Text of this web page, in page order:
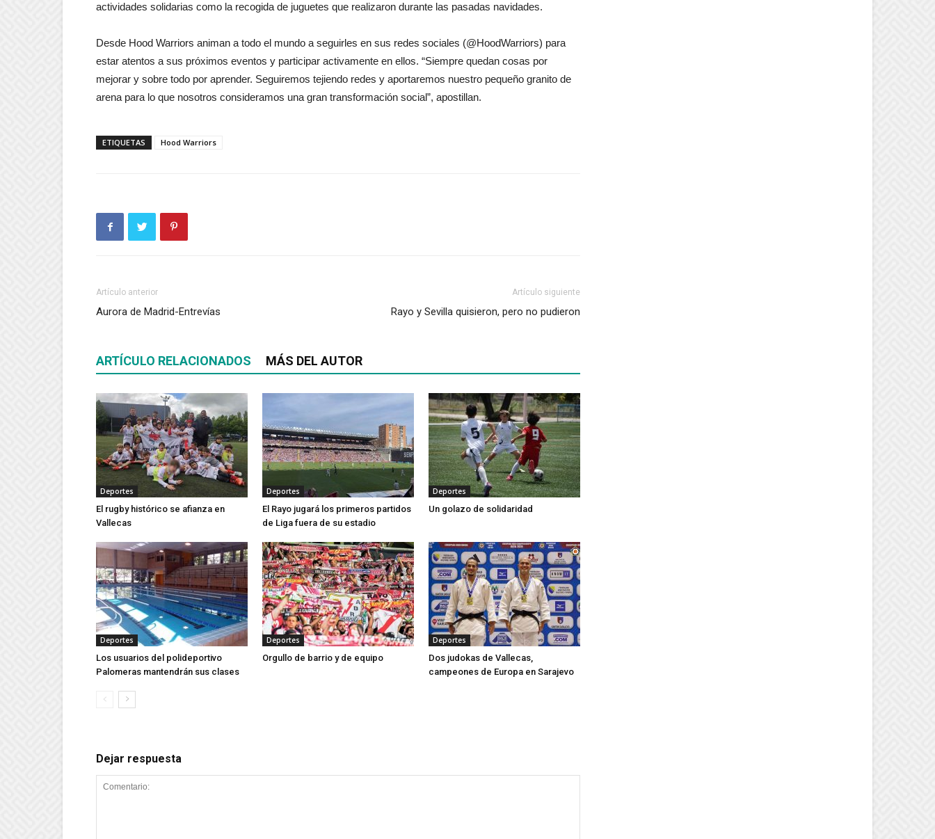
actividades solidarias como la recogida de juguetes que realizaron durante las pasadas navidades.
Desde Hood Warriors animan a todo el mundo a seguirles en sus redes sociales (@HoodWarriors) para
estar atentos a sus próximos eventos y participar activamente en ellos. “Siempre quedan cosas por
mejorar y sobre todo por aprender. Seguiremos tejiendo redes y aportaremos nuestro pequeño granito de
arena para lo que nosotros consideramos una gran transformación social”, apostillan.
ETIQUETAS Hood Warriors
Artículo anterior
Aurora de Madrid-Entrevías
Artículo siguiente
Rayo y Sevilla quisieron, pero no pudieron
ARTÍCULO RELACIONADOS MÁS DEL AUTOR
Deportes
El rugby histórico se afianza en
Vallecas
Deportes
El Rayo jugará los primeros partidos
de Liga fuera de su estadio
Deportes
Un golazo de solidaridad
Deportes
Los usuarios del polideportivo
Palomeras mantendrán sus clases
Deportes
Orgullo de barrio y de equipo
Deportes
Dos judokas de Vallecas,
campeones de Europa en Sarajevo
Dejar respuesta